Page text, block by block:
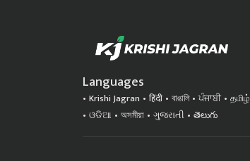
Languages
Krishi Jagran हिंदी বাঙালি ਪੰਜਾਬੀ தமிழ்
ଓଡିଆ
অসমীয়া ગુજરાતી తెలుగు